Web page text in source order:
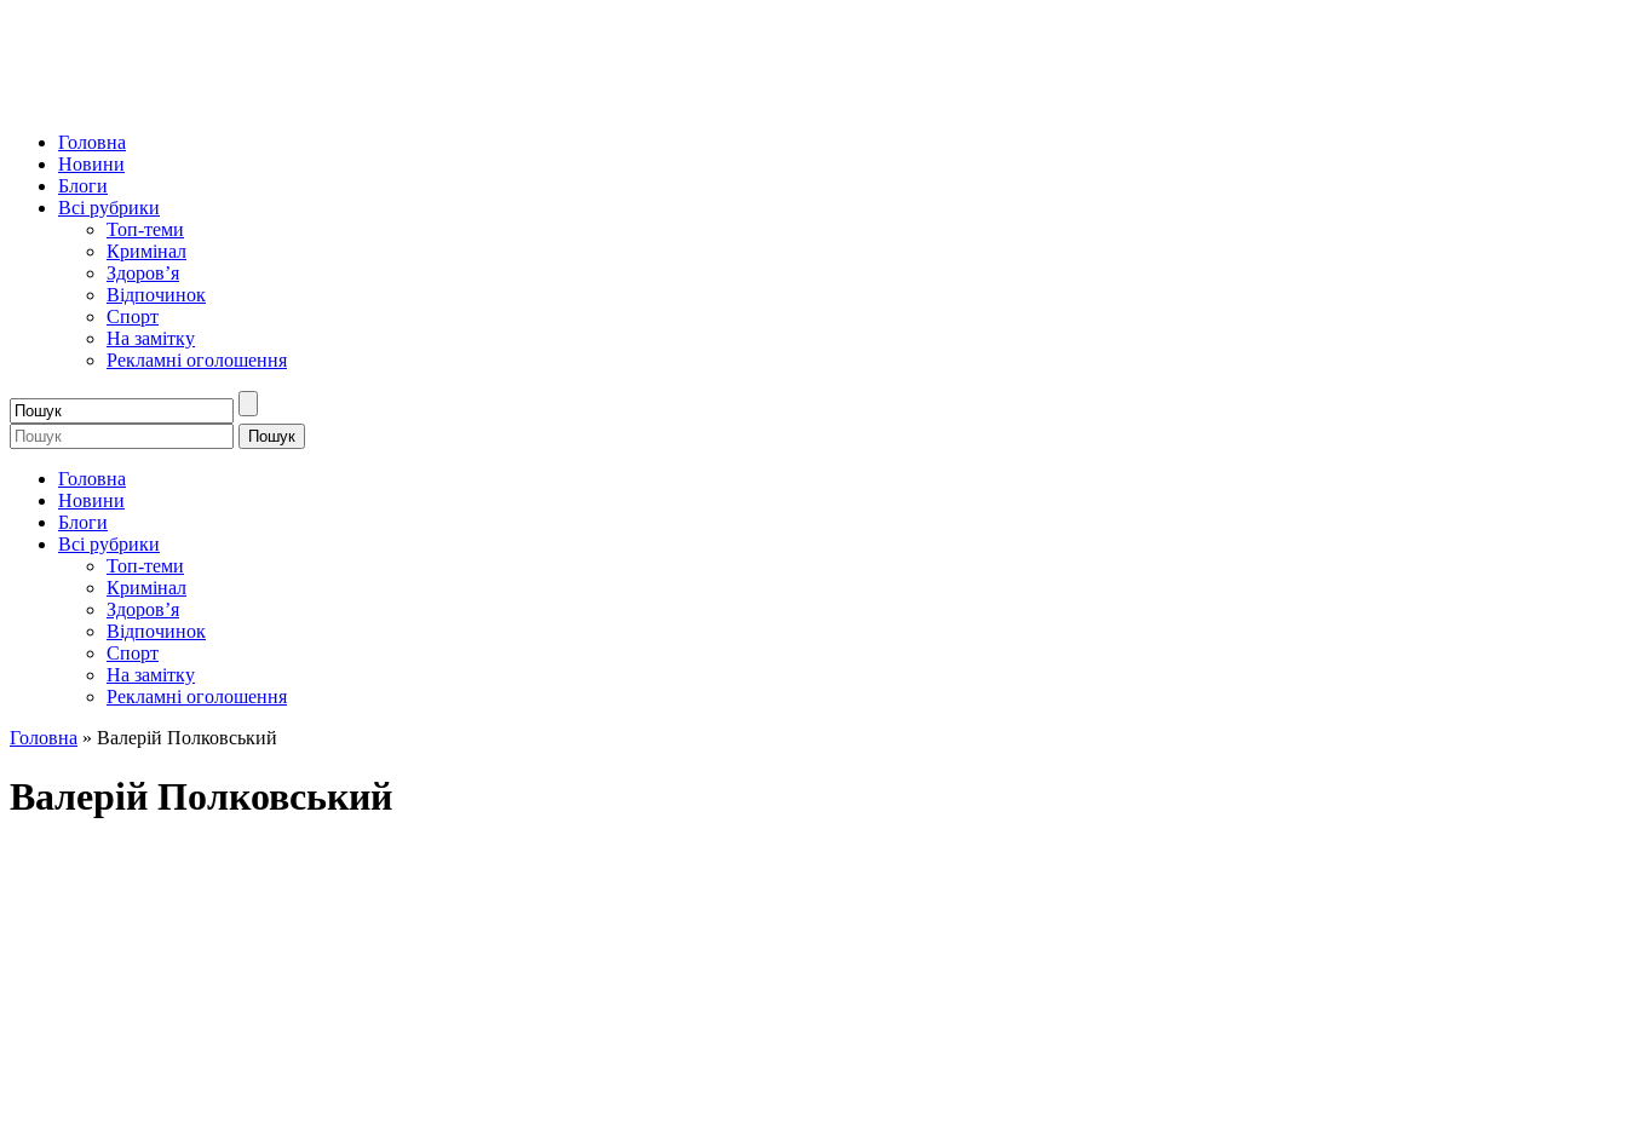
Головна
Новини
Блоги
Всі рубрики
Топ-теми
Кримінал
Здоров’я
Відпочинок
Спорт
На замітку
Рекламні оголошення
Головна
Новини
Блоги
Всі рубрики
Топ-теми
Кримінал
Здоров’я
Відпочинок
Спорт
На замітку
Рекламні оголошення
Головна » Валерій Полковський
Валерій Полковський